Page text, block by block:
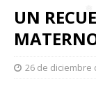
UN
26 de diciembre